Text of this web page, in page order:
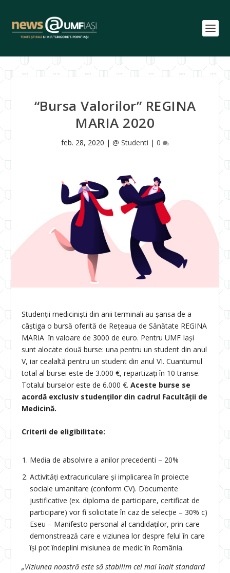
“Bursa Valorilor” REGINA
MARIA 2020
feb. 28, 2020 | @ Studenti | 0
Studenții mediciniști din anii terminali au șansa de a
câștiga o bursă oferită de Rețeaua de Sănătate REGINA
MARIA în valoare de 3000 de euro. Pentru UMF Iași
sunt alocate două burse: una pentru un student din anul
V, iar cealaltă pentru un student din anul VI. Cuantumul
total al bursei este de 3.000 €, repartizați în 10 transe.
Totalul burselor este de 6.000 €.Aceste burse se
acordă exclusiv studenților din cadrul Facultății de
Medicină.
Criterii de eligibilitate:
Media de absolvire a anilor precedenti – 20%
Activități extracuriculare și implicarea în proiecte
sociale umanitare (conform CV). Documente
justificative (ex. diploma de participare, certificat de
participare) vor fi solicitate în caz de selecție – 30% c)
Eseu – Manifesto personal al candidaților, prin care
demonstrează care e viziunea lor despre felul în care
își pot îndeplini misiunea de medic în România.
„Viziunea noastră este să stabilim cel mai înalt standard